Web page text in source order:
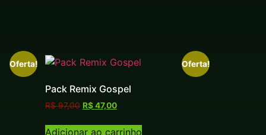
Oferta! Oferta!
Pack Remix Gospel
R$97,00 R$47,00
Adicionar ao carrinho